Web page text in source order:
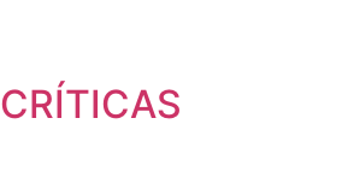
CRÍTICAS